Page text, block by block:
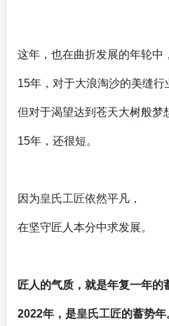
这年，也在曲折发展的年轮中
15年，对于大浪淘沙的美缝行
但对于渴望达到苍天大树般梦
15年，还很短。
因为皇氏工匠依然平凡，
在坚守匠人本分中求发展。
匠人的气质，就是年复一年的
2022年，是皇氏工匠的蓄势年